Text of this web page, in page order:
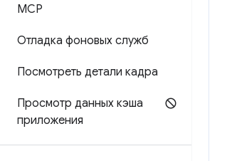
MCP
Отладка фоновых служб
Посмотреть детали кадра
Просмотр данных кэша
приложения